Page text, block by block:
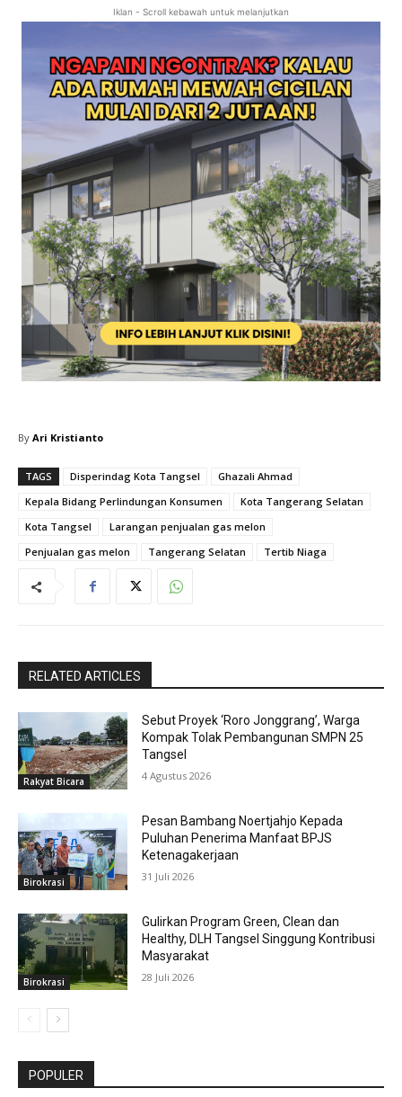
Iklan - Scroll kebawah untuk melanjutkan
By Ari Kristianto
TAGS Disperindag Kota Tangsel
Ghazali Ahmad
Kepala Bidang Perlindungan Konsumen
Kota Tangerang Selatan
Kota Tangsel
Larangan penjualan gas melon
Penjualan gas melon
Tangerang Selatan Tertib Niaga
RELATED ARTICLES
Rakyat Bicara
Sebut Proyek ‘Roro Jonggrang’, Warga
Kompak Tolak Pembangunan SMPN 25
Tangsel
4 Agustus 2026
Birokrasi
Pesan Bambang Noertjahjo Kepada
Puluhan Penerima Manfaat BPJS
Ketenagakerjaan
31 Juli 2026
Birokrasi
Gulirkan Program Green, Clean dan
Healthy, DLH Tangsel Singgung Kontribusi
Masyarakat
28 Juli 2026
POPULER